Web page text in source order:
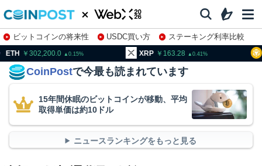
ビットコインの将来性 USDC買い方
ステーキング利率比較
株特集・関連銘柄
0.15 163.28 0.41
CoinPostで今最も読まれています
15年間休眠のビットコインが移動、平均
取得単価は約10ドル
ニュースランキングをもっと見る